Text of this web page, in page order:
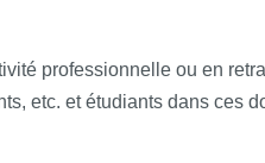
Études
professionnelle ou en
etc. et étudiants dans ces